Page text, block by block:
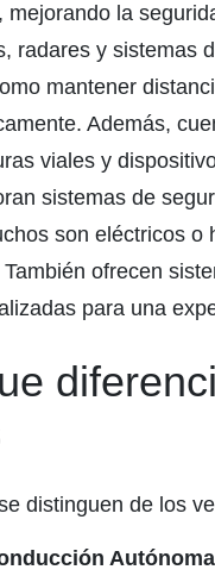
mejorando la
radares y sistemas
mantener
Además,
viales y
sistemas de
son eléctricos
ofrecen
para una
distinguen de los